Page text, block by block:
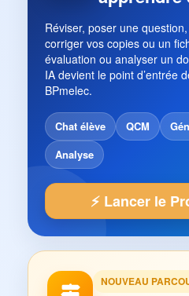
Réviser, poser une
corriger vos copies ou un
évaluation ou analyser un
IA devient le point d’entrée
BPmelec.
Chat élève QCM
Analyse
⚡ Lancer le
NOUVEAU